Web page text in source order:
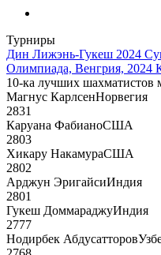
Турниры
Дин Лижэнь-Гукеш 2024
Олимпиада, Венгрия, 2024
10-ка лучших шахматистов
Магнус КарлсенНорвегия
2831
Каруана ФабианоСША
2803
Хикару НакамураСША
2802
Арджун ЭригайсиИндия
2801
Гукеш ДоммараджуИндия
2777
Нодирбек Абдусатторов